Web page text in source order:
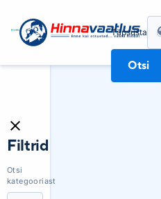
Täpsusta
Otsi
Filtrid
Otsi
kategooriast